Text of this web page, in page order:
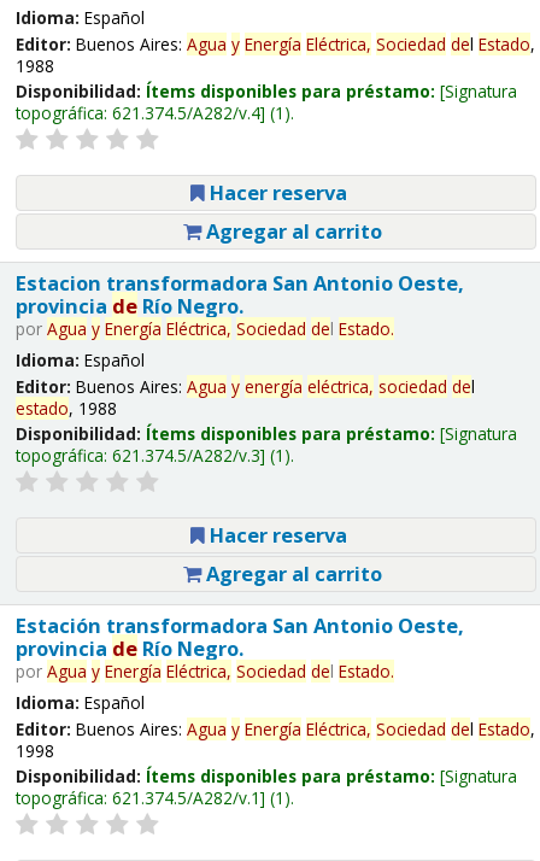
Idioma: Español
Editor: Buenos Aires: Agua y Energía Eléctrica, Sociedad del Estado,
1988
Disponibilidad: Ítems disponibles para préstamo: Signatura
topográfica: 621.374.5/A282/v.4 (1).
Hacer reserva
Agregar al carrito
Estacion transformadora San Antonio Oeste,
provincia deRío Negro.
por Agua y Energía Eléctrica, Sociedad del Estado.
Idioma: Español
Editor: Buenos Aires: Agua y energía eléctrica, sociedad del
estado, 1988
Disponibilidad: Ítems disponibles para préstamo: Signatura
topográfica: 621.374.5/A282/v.3 (1).
Hacer reserva
Agregar al carrito
Estación transformadora San Antonio Oeste,
provincia deRío Negro.
por Agua y Energía Eléctrica, Sociedad del Estado.
Idioma: Español
Editor: Buenos Aires: Agua y Energía Eléctrica, Sociedad del Estado,
1998
Disponibilidad: Ítems disponibles para préstamo: Signatura
topográfica: 621.374.5/A282/v.1 (1).